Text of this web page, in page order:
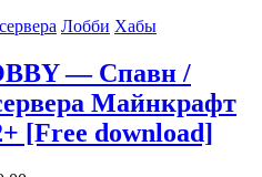
Лобби Хабы
— Спавн /
Майнкрафт
[Free download]